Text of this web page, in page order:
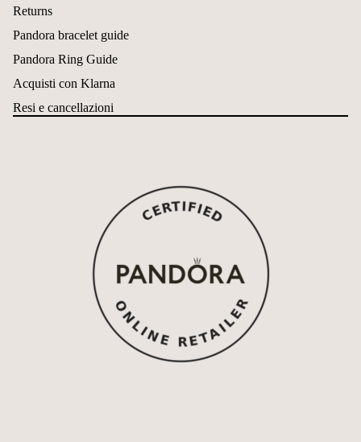
Returns
Pandora bracelet guide
Pandora Ring Guide
Acquisti con Klarna
Resi e cancellazioni
Refund policy